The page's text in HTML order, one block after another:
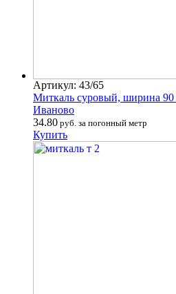
Артикул: 43/65
Миткаль суровый, ширина 90
Иваново
34.80 руб. за погонный метр
Купить